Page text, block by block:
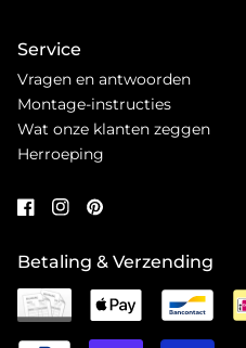
Service
Vragen en antwoorden
Montage-instructies
Wat onze klanten zeggen
Herroeping
Betaling & Verzending